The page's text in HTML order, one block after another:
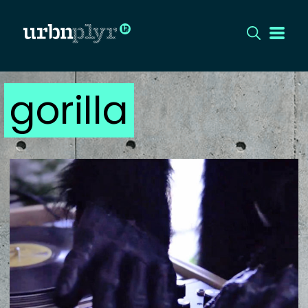
CÍMLAP
DIZÁJN
DIVAT
HIP
KULT
UTCA
gorilla